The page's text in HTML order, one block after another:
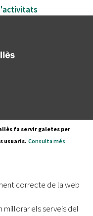
fa servir galetes per
usuaris. Consulta més
correcte de la web
millorar els serveis del